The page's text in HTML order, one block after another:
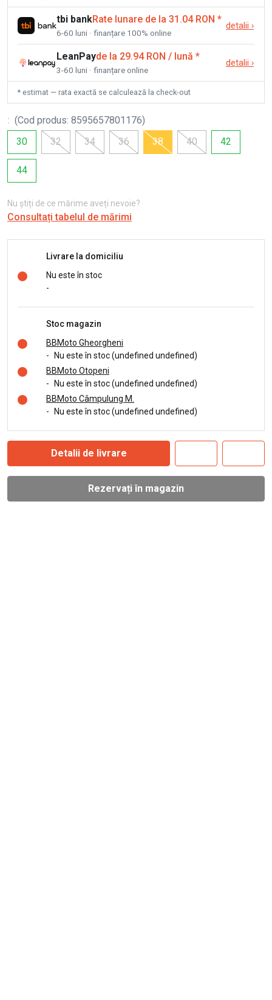
tbi bankRate lunare de la 31.04 RON *
6-60 luni · finanțare 100% online
detalii ›
LeanPayde la 29.94 RON / lună *
3-60 luni · finanțare online
detalii ›
* estimat — rata exactă se calculează la check-out
: (Cod produs: 8595657801176)
30
32 34 36 38 40 42
44
Nu știți de ce mărime aveți nevoie?
Consultați tabelul de mărimi
Livrare la domiciliu
Nu este în stoc
-
Stoc magazin
BBMoto Gheorgheni
- Nu este în stoc (undefined undefined)
BBMoto Otopeni
- Nu este în stoc (undefined undefined)
BBMoto Câmpulung M.
- Nu este în stoc (undefined undefined)
Detalii de livrare
Rezervați în magazin